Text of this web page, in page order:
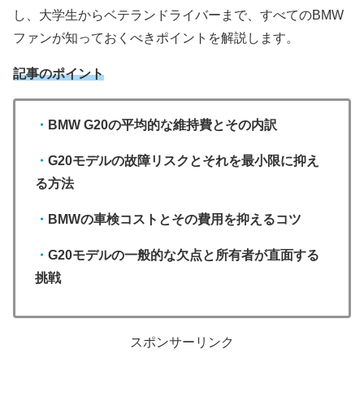
し、大学生からベテランドライバーまで、すべてのBMW
ファンが知っておくべきポイントを解説します。
記事のポイント
・ BMW G20の平均的な維持費とその内訳
・ G20モデルの故障リスクとそれを最小限に抑え
る方法
・ BMWの車検コストとその費用を抑えるコツ
・ G20モデルの一般的な欠点と所有者が直面する
挑戦
スポンサーリンク